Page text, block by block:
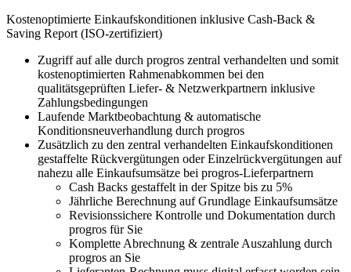
Kostenoptimierte Einkaufskonditionen inklusive Cash-Back &
Saving Report (ISO-zertifiziert)
Zugriff auf alle durch progros zentral verhandelten und somit
kostenoptimierten Rahmenabkommen bei den
qualitätsgeprüften Liefer- & Netzwerkpartnern inklusive
Zahlungsbedingungen
Laufende Marktbeobachtung & automatische
Konditionsneuverhandlung durch progros
Zusätzlich zu den zentral verhandelten Einkaufskonditionen
gestaffelte Rückvergütungen oder Einzelrückvergütungen auf
nahezu alle Einkaufsumsätze bei progros-Lieferpartnern
Cash Backs gestaffelt in der Spitze bis zu 5%
Jährliche Berechnung auf Grundlage Einkaufsumsätze
Revisionssichere Kontrolle und Dokumentation durch
progros für Sie
Komplette Abrechnung & zentrale Auszahlung durch
progros an Sie